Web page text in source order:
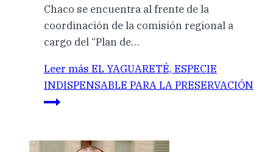
Chaco se encuentra al frente de la
coordinación de la comisión regional a
cargo del “Plan de…
Leer más EL YAGUARETÉ, ESPECIE
INDISPENSABLE PARA LA PRESERVACIÓN